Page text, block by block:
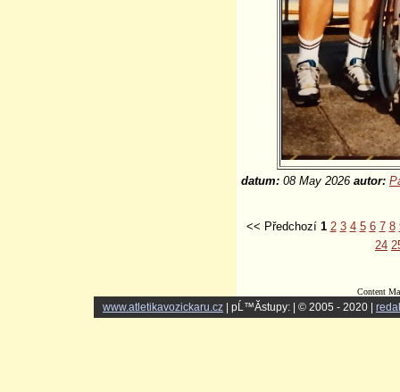
datum: 08 May 2026 autor:
<< Předchozí 1 2 3 4 5 6 7 8
24
Content
www.atletikavozickaru.cz | pĹ™Ă­stupy: | © 2005 - 2020 |